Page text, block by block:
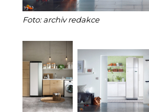
Foto: archiv redakce